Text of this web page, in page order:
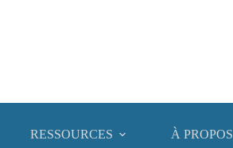
RESSOURCES À PROPOS